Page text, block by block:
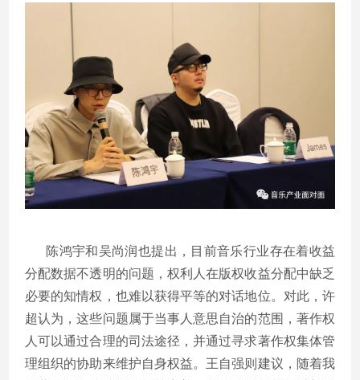
陈鸿宇和吴尚润也提出，目前音乐行业存在着收益
分配数据不透明的问题，权利人在版权收益分配中缺乏
必要的知情权，也难以获得平等的对话地位。对此，许
超认为，这些问题属于当事人意思自治的范围，著作权
人可以通过合理的司法途径，并通过寻求著作权集体管
理组织的协助来维护自身权益。王自强则建议，随着我